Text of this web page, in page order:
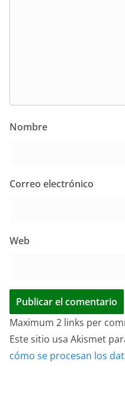
Nombre
Correo electrónico
Web
Maximum 2 links per
Este sitio usa Akismet
cómo se procesan los